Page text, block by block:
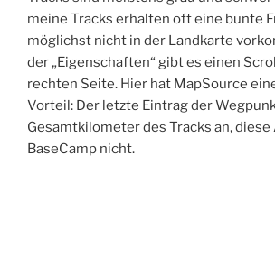
meine Tracks erhalten oft eine bunte
möglichst nicht in der Landkarte
der „Eigenschaften“ gibt es einen
rechten Seite. Hier hat MapSource
Vorteil: Der letzte Eintrag der
Gesamtkilometer des Tracks an, diese
BaseCamp nicht.